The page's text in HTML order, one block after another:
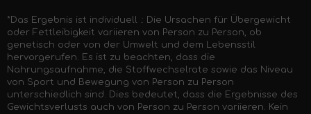
*Das Ergebnis ist individuell .: Die Ursachen für Übergewicht
oder Fettleibigkeit variieren von Person zu Person, ob
genetisch oder von der Umwelt und dem Lebensstil
hervorgerufen. Es ist zu beachten, dass die
Nahrungsaufnahme, die Stoffwechselrate sowie das Niveau
von Sport und Bewegung von Person zu Person
unterschiedlich sind. Dies bedeutet, dass die Ergebnisse des
Gewichtsverlusts auch von Person zu Person variieren. Kein